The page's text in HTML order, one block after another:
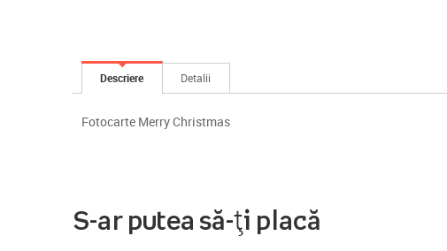
Descriere Detalii
Fotocarte Merry Christmas
S-ar putea să-ți placă